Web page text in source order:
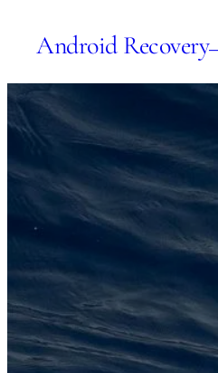
Android Recovery